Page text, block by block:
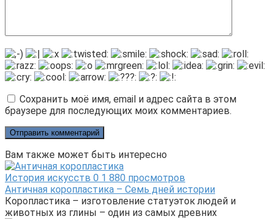
Сохранить моё имя, email и адрес сайта в этом
браузере для последующих моих комментариев.
Вам также может быть интересно
История искусств 0 1 880 просмотров
Античная коропластика – Семь дней истории
Коропластика – изготовление статуэток людей и
животных из глины – один из самых древних